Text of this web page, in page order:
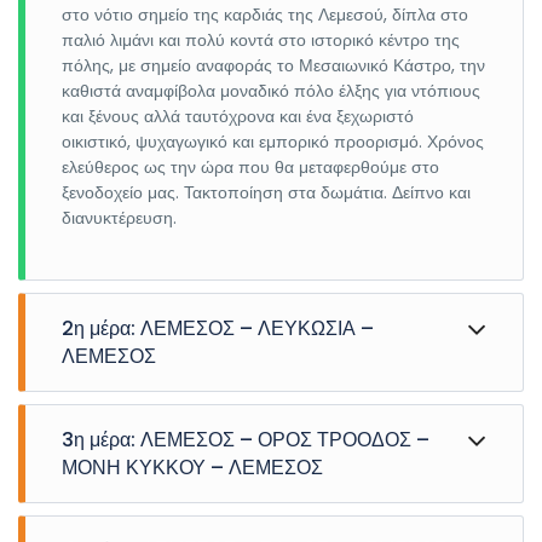
στο νότιο σημείο της καρδιάς της Λεμεσού, δίπλα στο
παλιό λιμάνι και πολύ κοντά στο ιστορικό κέντρο της
πόλης, με σημείο αναφοράς το Μεσαιωνικό Κάστρο, την
καθιστά αναμφίβολα μοναδικό πόλο έλξης για ντόπιους
και ξένους αλλά ταυτόχρονα και ένα ξεχωριστό
οικιστικό, ψυχαγωγικό και εμπορικό προορισμό. Χρόνος
ελεύθερος ως την ώρα που θα μεταφερθούμε στο
ξενοδοχείο μας. Τακτοποίηση στα δωμάτια. Δείπνο και
διανυκτέρευση.
2η μέρα: ΛΕΜΕΣΟΣ – ΛΕΥΚΩΣΙΑ –
ΛΕΜΕΣΟΣ
Μετά το πρόγευμα θα αναχωρήσουμε για την
πρωτεύουσα της Κύπρου την Λευκωσία. Πρώτος μας
σταθμός ο Τύμβος της Μακεδονίτισσας Στρατιωτικό
κοιμητήριο και ηρώο κοντά στο μοναστήρι της
Μακεδονίτισσας. Εδώ βρίσκονται θαμμένοι αξιωματικοί
3η μέρα: ΛΕΜΕΣΟΣ – ΟΡΟΣ ΤΡΟΟΔΟΣ –
ΜΟΝΗ ΚΥΚΚΟΥ – ΛΕΜΕΣΟΣ
Μετά το πρόγευμα αναχώρηση για να ξεναγηθούμε στα